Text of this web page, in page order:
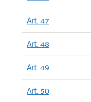
Art. 47
Art. 48
Art. 49
Art. 50